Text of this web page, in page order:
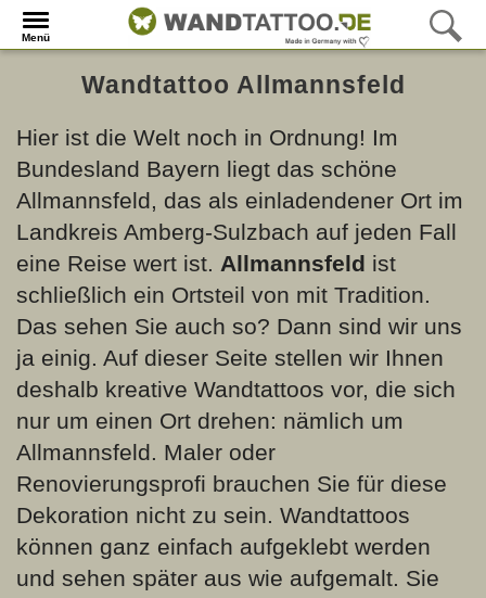
Menü
Wandtattoo Allmannsfeld
Hier ist die Welt noch in Ordnung! Im
Bundesland Bayern liegt das schöne
Allmannsfeld, das als einladendener Ort im
Landkreis Amberg-Sulzbach auf jeden Fall
eine Reise wert ist. Allmannsfeld ist
schließlich ein Ortsteil von mit Tradition.
Das sehen Sie auch so? Dann sind wir uns
ja einig. Auf dieser Seite stellen wir Ihnen
deshalb kreative Wandtattoos vor, die sich
nur um einen Ort drehen: nämlich um
Allmannsfeld. Maler oder
Renovierungsprofi brauchen Sie für diese
Dekoration nicht zu sein. Wandtattoos
können ganz einfach aufgeklebt werden
und sehen später aus wie aufgemalt. Sie